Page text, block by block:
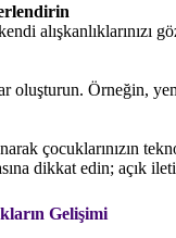
alışkanlıklarınızı
oluşturun. Örneğin,
çocuklarınızın
dikkat edin; açık
Gelişimi